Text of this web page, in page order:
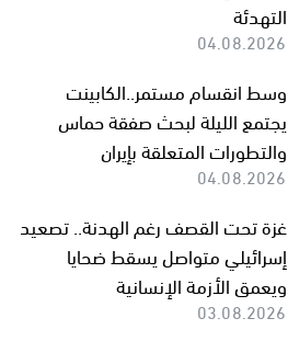
التهدئة
04.08.2026
وسط انقسام مستمر..الكابينت
يجتمع الليلة لبحث صفقة حماس
والتطورات المتعلقة بإيران
04.08.2026
غزة تحت القصف رغم الهدنة.. تصعيد
إسرائيلي متواصل يسقط ضحايا
ويعمق الأزمة الإنسانية
03.08.2026